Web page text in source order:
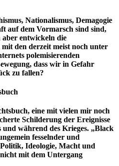
Nationalismus, Demagogie
auf dem Vormarsch sind sind,
entwickeln die
den derzeit meist noch unter
polemisierenden
dass wir in Gefahr
zu fallen?
eine mit vielen mir noch
Schilderung der Ereignisse
während des Krieges. „Black
fesselnder und
Ideologie, Macht und
mit dem Untergang